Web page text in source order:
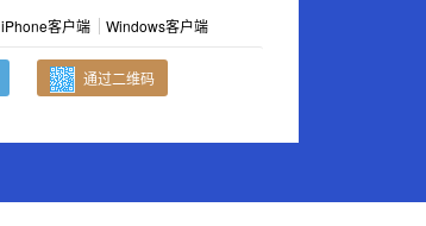
iPhone客户端 Windows客户端
通过二维码